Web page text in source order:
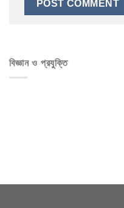
বিজ্ঞান ও প্রযুক্তি